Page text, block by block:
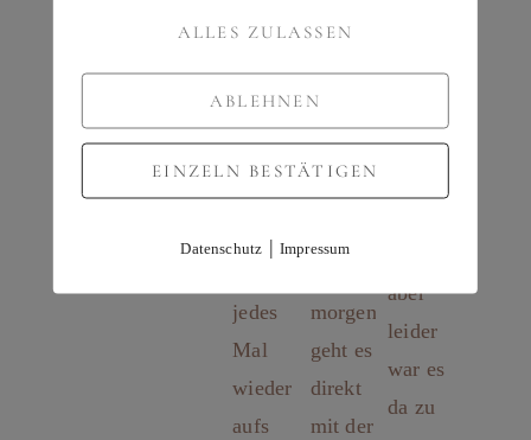
ALLES ZULASSEN
ABLEHNEN
EINZELN BESTÄTIGEN
Datenschutz | Impressum